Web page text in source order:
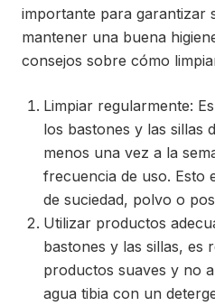
importante para garantizar
mantener una buena
consejos sobre cómo
Limpiar regularmente:
los bastones y las sillas
menos una vez a la
frecuencia de uso. Esto
de suciedad, polvo o
Utilizar productos
bastones y las sillas, es
productos suaves y no
agua tibia con un